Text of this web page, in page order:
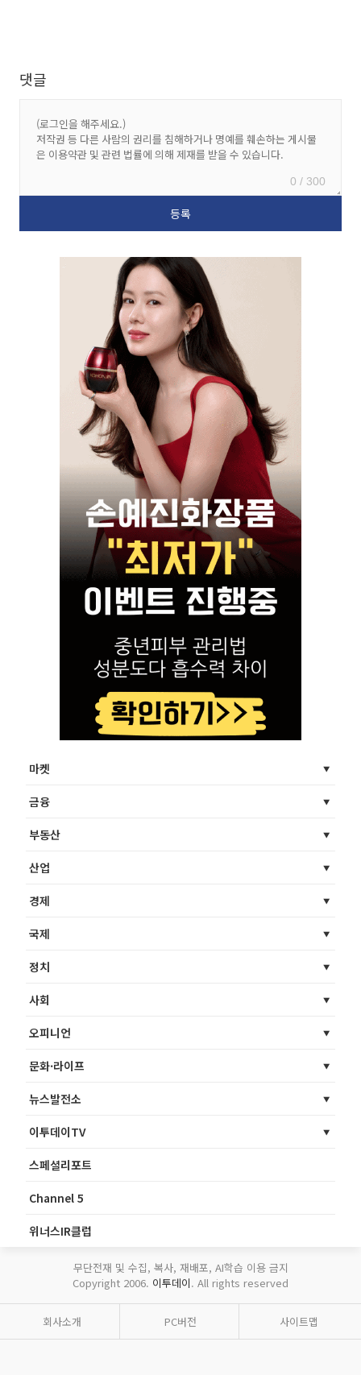
댓글
0 / 300
마켓
금융
부동산
산업
경제
국제
정치
사회
오피니언
문화·라이프
뉴스발전소
이투데이TV
스페셜리포트
Channel 5
위너스IR클럽
무단전재 및 수집, 복사, 재배포, AI학습 이용 금지
Copyright 2006. 이투데이. All rights reserved
회사소개 PC버전 사이트맵